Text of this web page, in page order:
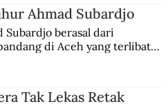
Ahmad Subardjo
Subardjo berasal dari
di Aceh yang terlibat
Tak Lekas Retak